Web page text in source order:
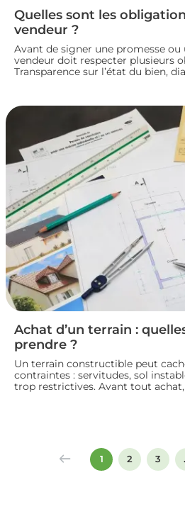
Quelles sont les
vendeur ?
Avant de signer une promesse ou
vendeur doit respecter plusieurs
Transparence sur l’état du bien,
l’acheteur. Décryptage des
pour vendre un logement en
Achat d’un terrain :
prendre ?
Un terrain constructible peut
contraintes : servitudes, sol
trop restrictives. Avant tout achat,
1 2 3